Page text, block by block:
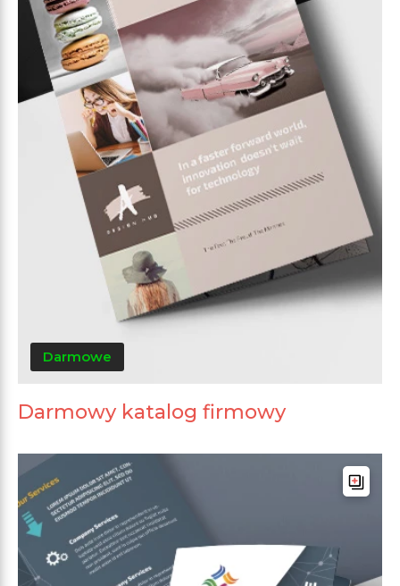
Darmowe
Darmowy katalog firmowy